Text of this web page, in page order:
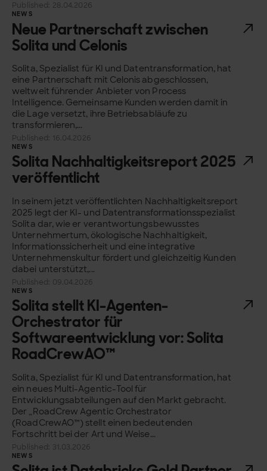
Published: 28.04.2026
NEWS
Neue Partnerschaft zwischen
Solita und Celonis
Solita, Spezialist für KI und Datentransformation, hat
eine Partnerschaft mit Celonis abgeschlossen,
weltweit führender Anbieter von Process
Intelligence. Gemeinsame Kunden werden damit in
die Lage versetzt, ihre Betriebsabläufe zu
transformieren,...
Published: 16.04.2026
NEWS
Solita Nachhaltigkeitsreport 2025
veröffentlicht
In seinem jetzt veröffentlichten Nachhaltigkeitsreport
2025 legt der KI- und Datentransformationsspezialist
Solita dar, wie er verantwortungsbewusstes
Unternehmertum, ökologische Nachhaltigkeit,
Informationssicherheit und eine integrative
Unternehmenskultur fördert und gleichzeitig Kunden
dabei unterstützt,...
Published: 09.04.2026
NEWS
Solita stellt KI-Agenten-
Orchestrator für
Softwareentwicklung vor: Solita
RoadCrewAO™
Solita, Spezialist für KI und Datentransformation, hat
ein neues Multi-Agentic-Tool für
Entwicklungsabteilungen auf den Markt gebracht.
Der „RoadCrew Agentic Orchestrator
(RoadCrewAO™) stellt einen bedeutenden
Fortschritt bei der Art und Weise...
Published: 31.03.2026
NEWS